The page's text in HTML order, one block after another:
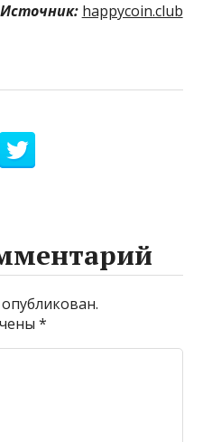
Источник: happycoin.club
*